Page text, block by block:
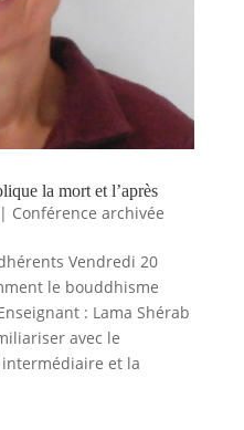
la mort et l’après
| Conférence archivée
Vendredi 20
le bouddhisme
: Lama Shérab
avec le
intermédiaire et la